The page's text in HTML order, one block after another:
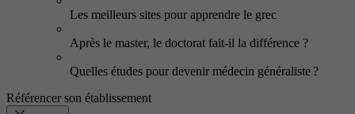
Les meilleurs sites pour apprendre le grec
Après le master, le doctorat fait-il la différence ?
Quelles études pour devenir médecin généraliste ?
Référencer son établissement